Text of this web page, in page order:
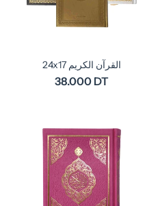
24x17 القرآن الكريم
38.000 DT